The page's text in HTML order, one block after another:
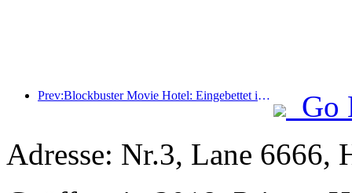
Prev:Blockbuster Movie Hotel: Eingebettet in eine Reise aus Licht und Schatten definiert Blockbuster Movie Hotel ein neues Reiseerlebnis
Go
Adresse: Nr.3, Lane 6666,